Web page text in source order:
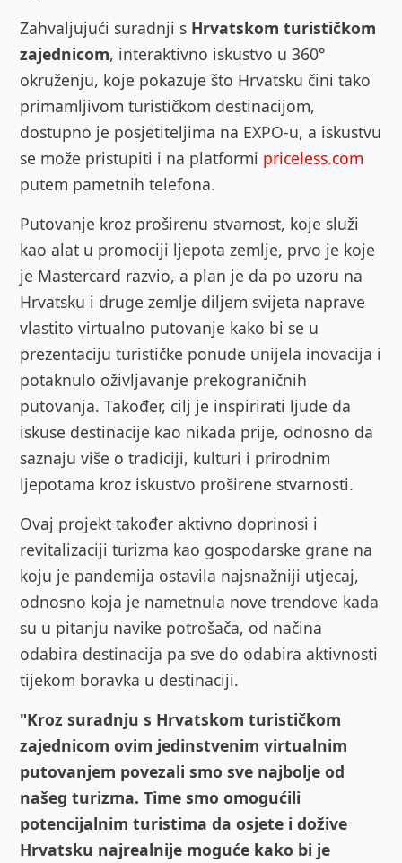
Zahvaljujući suradnji s Hrvatskom turističkom
zajednicom, interaktivno iskustvo u 360°
okruženju, koje pokazuje što Hrvatsku čini tako
primamljivom turističkom destinacijom,
dostupno je posjetiteljima na EXPO-u, a iskustvu
se može pristupiti i na platformi priceless.com
putem pametnih telefona.
Putovanje kroz proširenu stvarnost, koje služi
kao alat u promociji ljepota zemlje, prvo je koje
je Mastercard razvio, a plan je da po uzoru na
Hrvatsku i druge zemlje diljem svijeta naprave
vlastito virtualno putovanje kako bi se u
prezentaciju turističke ponude unijela inovacija i
potaknulo oživljavanje prekograničnih
putovanja. Također, cilj je inspirirati ljude da
iskuse destinacije kao nikada prije, odnosno da
saznaju više o tradiciji, kulturi i prirodnim
ljepotama kroz iskustvo proširene stvarnosti.
Ovaj projekt također aktivno doprinosi i
revitalizaciji turizma kao gospodarske grane na
koju je pandemija ostavila najsnažniji utjecaj,
odnosno koja je nametnula nove trendove kada
su u pitanju navike potrošača, od načina
odabira destinacija pa sve do odabira aktivnosti
tijekom boravka u destinaciji.
"Kroz suradnju s Hrvatskom turističkom
zajednicom ovim jedinstvenim virtualnim
putovanjem povezali smo sve najbolje od
našeg turizma. Time smo omogućili
potencijalnim turistima da osjete i dožive
Hrvatsku najrealnije moguće kako bi je